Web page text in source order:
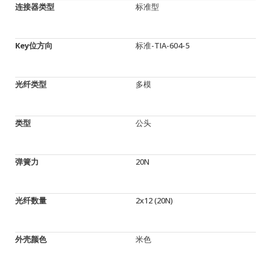
连接器类型 标准型
Key位方向 标准-TIA-604-5
光纤类型 多模
类型 公头
弹簧力 20N
光纤数量 2x12 (20N)
外壳颜色 米色